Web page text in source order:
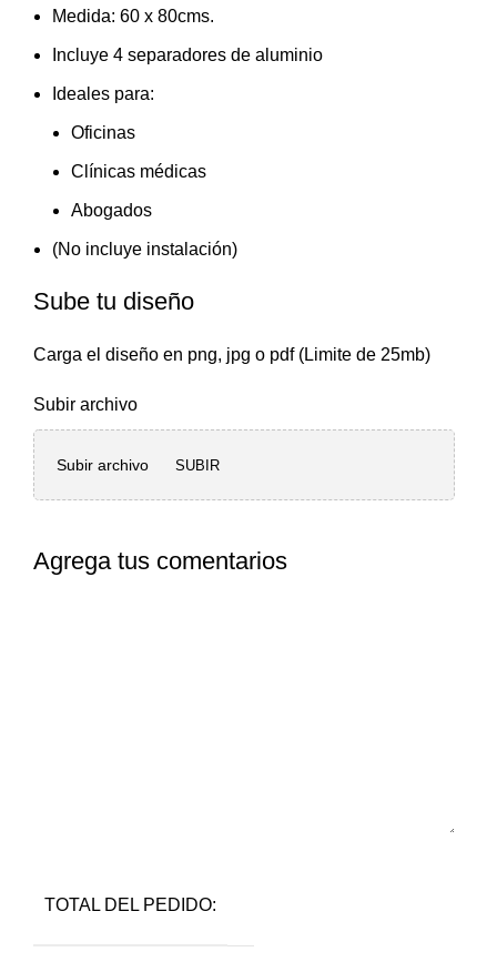
Medida: 60 x 80cms.
Incluye 4 separadores de aluminio
Ideales para:
Oficinas
Clínicas médicas
Abogados
(No incluye instalación)
Sube tu diseño
Carga el diseño en png, jpg o pdf (Limite de 25mb)
Subir archivo
Subir archivo SUBIR
Agrega tus comentarios
TOTAL DEL PEDIDO: